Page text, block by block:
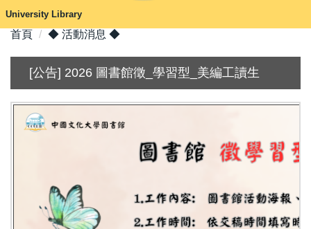
University Library
首頁 ◆ 活動消息 ◆
[公告] 2026 圖書館徵_學習型_美編工讀生